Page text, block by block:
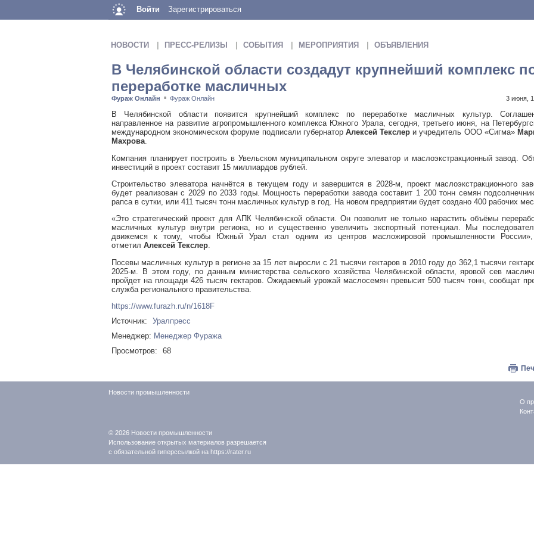
Войти Зарегистрироваться
НОВОСТИ ПРЕСС-РЕЛИЗЫ СОБЫТИЯ МЕРОПРИЯТИЯ ОБЪЯВЛЕНИЯ
В Челябинской области создадут крупнейший комплекс
переработке масличных
Фураж Онлайн ■ Фураж Онлайн 3 июня,
В Челябинской области появится крупнейший комплекс по переработке масличных культур.
направленное на развитие агропромышленного комплекса Южного Урала, сегодня, третьего июня, на
международном экономическом форуме подписали губернатор Алексей Текслер и учредитель ООО «Сигма»
Махрова.
Компания планирует построить в Увельском муниципальном округе элеватор и маслоэкстракционный завод.
инвестиций в проект составит 15 миллиардов рублей.
Строительство элеватора начнётся в текущем году и завершится в 2028-м, проект маслоэкстракционного
будет реализован с 2029 по 2033 годы. Мощность переработки завода составит 1 200 тонн семян
рапса в сутки, или 411 тысяч тонн масличных культур в год. На новом предприятии будет создано 400 рабочих
«Это стратегический проект для АПК Челябинской области. Он позволит не только нарастить объёмы
масличных культур внутри региона, но и существенно увеличить экспортный потенциал. Мы
движемся к тому, чтобы Южный Урал стал одним из центров масложировой промышленности
отметил Алексей Текслер.
Посевы масличных культур в регионе за 15 лет выросли с 21 тысячи гектаров в 2010 году до 362,1 тысячи
2025-м. В этом году, по данным министерства сельского хозяйства Челябинской области, яровой сев
пройдет на площади 426 тысяч гектаров. Ожидаемый урожай маслосемян превысит 500 тысяч тонн, сообщат
служба регионального правительства.
https://www.furazh.ru/n/1618F
Источник:
Уралпресс
Менеджер: Менеджер Фуража
Просмотров:
68
Новости промышленности
© 2026 Новости промышленности
Использование открытых материалов разрешается
с обязательной гиперссылкой на https://rater.ru
О